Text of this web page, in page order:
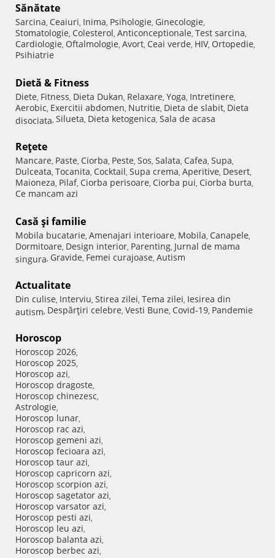
Sănătate
Sarcina, Ceaiuri, Inima, Psihologie, Ginecologie,
Stomatologie, Colesterol, Anticonceptionale, Test sarcina,
Cardiologie, Oftalmologie, Avort, Ceai verde, HIV, Ortopedie,
Psihiatrie
Dietă & Fitness
Diete, Fitness, Dieta Dukan, Relaxare, Yoga, Intretinere,
Aerobic, Exercitii abdomen, Nutritie, Dieta de slabit, Dieta
disociata, Silueta, Dieta ketogenica, Sala de acasa
Reţete
Mancare, Paste, Ciorba, Peste, Sos, Salata, Cafea, Supa,
Dulceata, Tocanita, Cocktail, Supa crema, Aperitive, Desert,
Maioneza, Pilaf, Ciorba perisoare, Ciorba pui, Ciorba burta,
Ce mancam azi
Casă şi familie
Mobila bucatarie, Amenajari interioare, Mobila, Canapele,
Dormitoare, Design interior, Parenting, Jurnal de mama
singura, Gravide, Femei curajoase, Autism
Actualitate
Din culise, Interviu, Stirea zilei, Tema zilei, Iesirea din
autism, Despărţiri celebre, Vesti Bune, Covid-19, Pandemie
Horoscop
Horoscop 2026,
Horoscop 2025,
Horoscop azi,
Horoscop dragoste,
Horoscop chinezesc,
Astrologie,
Horoscop lunar,
Horoscop rac azi,
Horoscop gemeni azi,
Horoscop fecioara azi,
Horoscop taur azi,
Horoscop capricorn azi,
Horoscop scorpion azi,
Horoscop sagetator azi,
Horoscop varsator azi,
Horoscop pesti azi,
Horoscop leu azi,
Horoscop balanta azi,
Horoscop berbec azi,